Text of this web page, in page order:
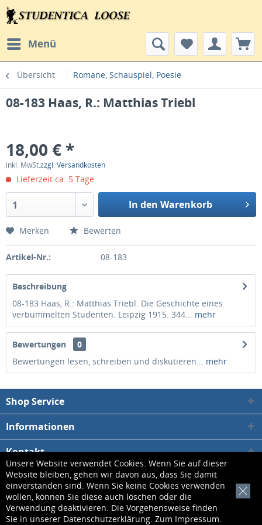
Unsere Website verwendet Cookies. Wenn Sie auf dieser
Website bleiben, gehen wir davon aus, dass Sie damit
einverstanden sind. Wenn Sie keine Cookies verwenden
wollen, können Sie diese auch löschen oder die
Verwendung deaktivieren. Die Vorgehensweise finden
Sie in unserer Datenschutzerklärung. Zum Impressum.
[x]
Menü
Übersicht Romane, Schauspiel, Poesie
08-183 Haas, R.: Matthias Triebl
18,00 € *
inkl. MwSt.zzgl. Versandkosten
Lieferzeit ca. 5 Tage
1 In den Warenkorb
Merken Bewerten
Artikel-Nr.: 08-183
Beschreibung
08-183 Haas, R.: Matthias Triebl. Die Geschichte eines
verbummelten Studenten. Leipzig 1915. 344... mehr
Bewertungen
0
Bewertungen lesen, schreiben und diskutieren... mehr
Shop Service
Informationen
Kontakt
* Alle Preise inkl. gesetzl. Mehrwertsteuer zzgl.Versandkosten, wenn nicht
anders beschrieben
Kontakt Datenschutzerklärung AGB Impressum